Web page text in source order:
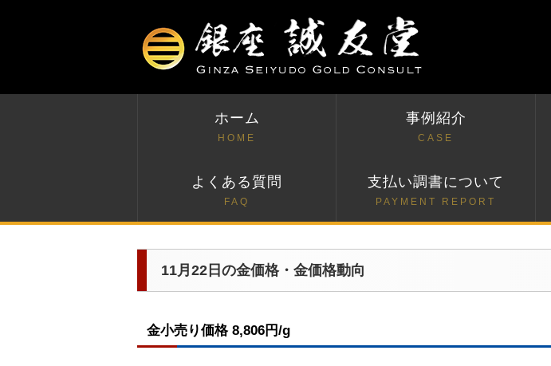
ホーム
HOME
事例紹介
CASE
よくある質問
FAQ
支払い調書について
PAYMENT REPORT
11月22日の金価格・金価格動向
金小売り価格 8,806円/g